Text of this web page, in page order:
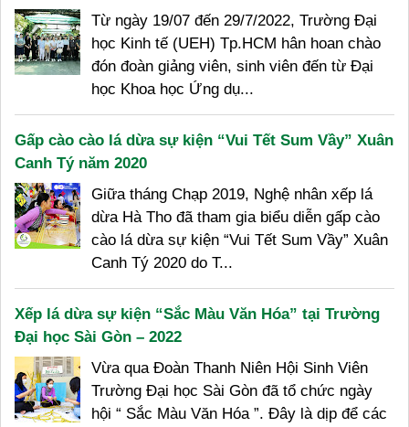
Từ ngày 19/07 đến 29/7/2022, Trường Đại
học Kinh tế (UEH) Tp.HCM hân hoan chào
đón đoàn giảng viên, sinh viên đến từ Đại
học Khoa học Ứng dụ...
Gấp cào cào lá dừa sự kiện “Vui Tết Sum Vầy” Xuân
Canh Tý năm 2020
Giữa tháng Chạp 2019, Nghệ nhân xếp lá
dừa Hà Tho đã tham gia biểu diễn gấp cào
cào lá dừa sự kiện “Vui Tết Sum Vầy” Xuân
Canh Tý 2020 do T...
Xếp lá dừa sự kiện “Sắc Màu Văn Hóa” tại Trường
Đại học Sài Gòn – 2022
Vừa qua Đoàn Thanh Niên Hội Sinh Viên
Trường Đại học Sài Gòn đã tổ chức ngày
hội “ Sắc Màu Văn Hóa ”. Đây là dịp để các